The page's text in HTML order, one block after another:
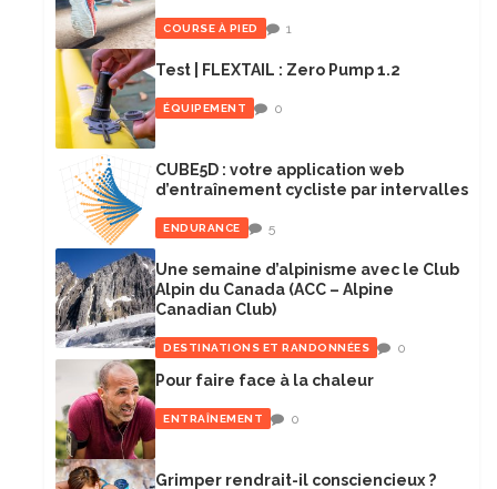
COURSE À PIED 1
Test | FLEXTAIL : Zero Pump 1.2
ÉQUIPEMENT 0
CUBE5D : votre application web
d’entraînement cycliste par intervalles
ENDURANCE 5
Une semaine d’alpinisme avec le Club
Alpin du Canada (ACC – Alpine
Canadian Club)
DESTINATIONS ET RANDONNÉES 0
Pour faire face à la chaleur
ENTRAÎNEMENT 0
Grimper rendrait-il consciencieux ?